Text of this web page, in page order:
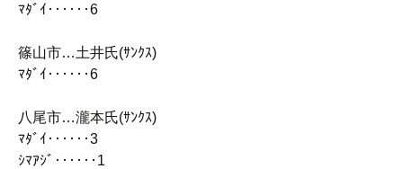
ﾏﾀﾞｲ‥‥‥6
篠山市…土井氏(ｻﾝｸｽ)
ﾏﾀﾞｲ‥‥‥6
八尾市…瀧本氏(ｻﾝｸｽ)
ﾏﾀﾞｲ‥‥‥3
ｼﾏｱｼﾞ‥‥‥1